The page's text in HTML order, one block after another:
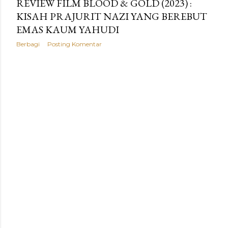
REVIEW FILM BLOOD & GOLD (2023) :
KISAH PRAJURIT NAZI YANG BEREBUT
EMAS KAUM YAHUDI
Berbagi Posting Komentar